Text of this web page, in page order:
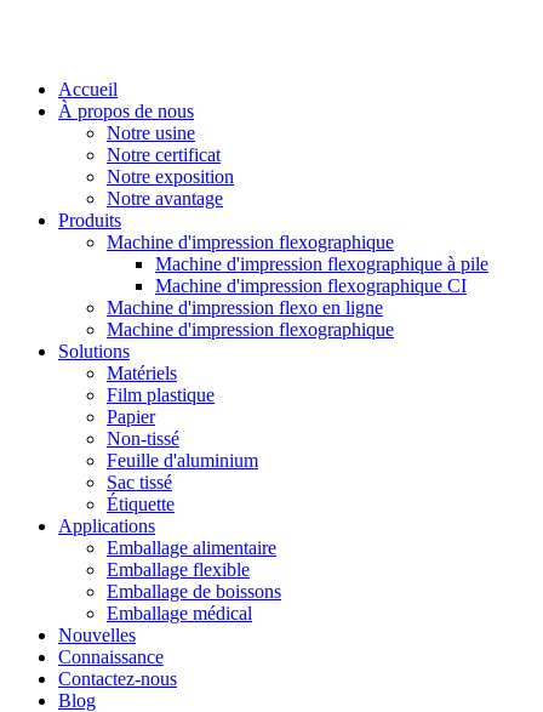
Accueil
À propos de nous
Notre usine
Notre certificat
Notre exposition
Notre avantage
Produits
Machine d'impression flexographique
Machine d'impression flexographique à pile
Machine d'impression flexographique CI
Machine d'impression flexo en ligne
Machine d'impression flexographique
Solutions
Matériels
Film plastique
Papier
Non-tissé
Feuille d'aluminium
Sac tissé
Étiquette
Applications
Emballage alimentaire
Emballage flexible
Emballage de boissons
Emballage médical
Nouvelles
Connaissance
Contactez-nous
Blog